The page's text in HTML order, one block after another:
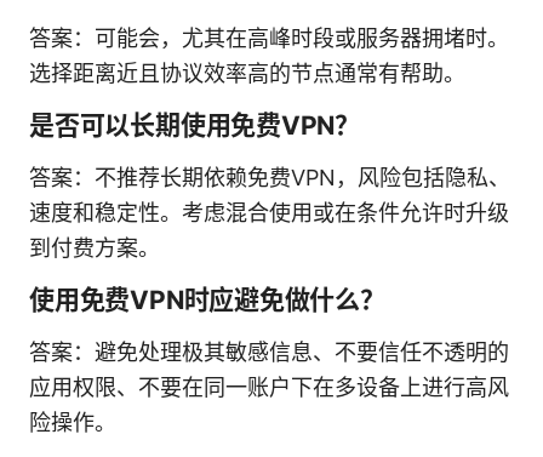
答案：可能会，尤其在高峰时段或服务器拥堵时。
选择距离近且协议效率高的节点通常有帮助。
是否可以长期使用免费VPN？
答案：不推荐长期依赖免费VPN，风险包括隐私、
速度和稳定性。考虑混合使用或在条件允许时升级
到付费方案。
使用免费VPN时应避免做什么？
答案：避免处理极其敏感信息、不要信任不透明的
应用权限、不要在同一账户下在多设备上进行高风
险操作。